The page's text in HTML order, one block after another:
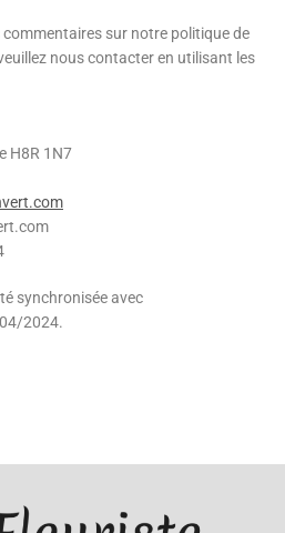
sur notre politique de
nous contacter en utilisant les
H8R 1N7
synchronisée avec
2024.